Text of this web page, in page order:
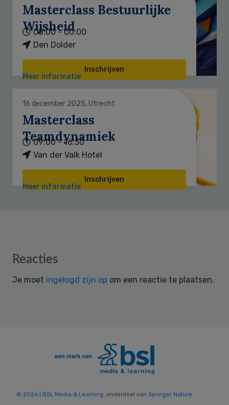
Masterclass Bestuurlijke
Wijsheid
00:00 - 00:00
Den Dolder
Inschrijven
Meer informatie
16 december 2025, Utrecht
Masterclass
Teamdynamiek
09:00 - 16:30
Van der Valk Hotel
Inschrijven
Meer informatie
Reader
Reacties
Je moet ingelogd zijn op om een reactie te plaatsen.
© 2026 | BSL Media & Learning, onderdeel van Springer Nature